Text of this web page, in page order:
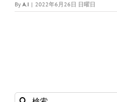
By A.I | 2022年6月26日 日曜日
検